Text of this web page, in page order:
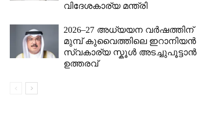
വിദേശകാര്യ മന്ത്രി
2026–27 അധ്യയന വർഷത്തിന്
മുമ്പ് കുവൈത്തിലെ ഇറാനിയൻ
സ്വകാര്യ സ്കൂൾ അടച്ചുപൂട്ടാൻ
ഉത്തരവ്